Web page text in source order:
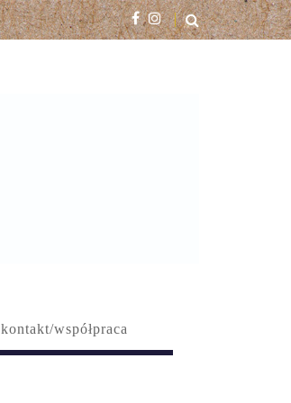
kontakt/współpraca